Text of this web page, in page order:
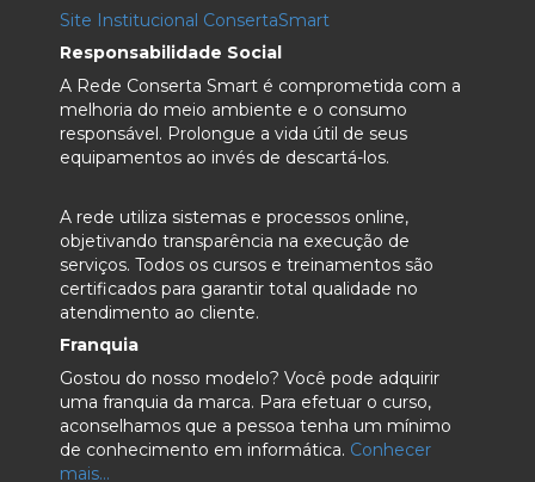
Site Institucional ConsertaSmart
Responsabilidade Social
A Rede Conserta Smart é comprometida com a
melhoria do meio ambiente e o consumo
responsável. Prolongue a vida útil de seus
equipamentos ao invés de descartá-los.
A rede utiliza sistemas e processos online,
objetivando transparência na execução de
serviços. Todos os cursos e treinamentos são
certificados para garantir total qualidade no
atendimento ao cliente.
Franquia
Gostou do nosso modelo? Você pode adquirir
uma franquia da marca. Para efetuar o curso,
aconselhamos que a pessoa tenha um mínimo
de conhecimento em informática. Conhecer
mais...